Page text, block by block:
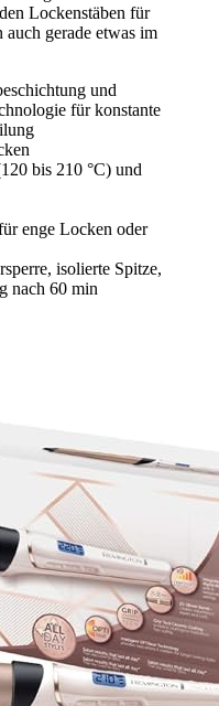
Lockenstäben für
gerade etwas im
und
für konstante
bis 210 °C) und
enge Locken oder
isolierte Spitze,
nach 60 min